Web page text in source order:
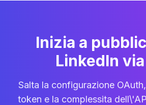
Inizia a
LinkedIn
Salta la configurazione
token e la complessita